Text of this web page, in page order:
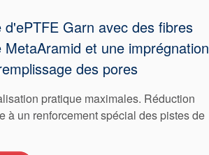
d'ePTFE Garn avec des fibres
et une imprégnation
des pores
pratique maximales. Réduction
à un renforcement spécial des pistes de